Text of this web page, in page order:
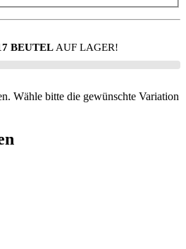
BEUTEL AUF LAGER!
Wähle bitte die gewünschte Variation